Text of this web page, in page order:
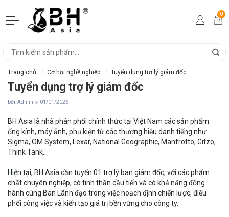
0
Trang chủ Cơ hội nghề nghiệp Tuyển dụng trợ lý giám đốc
Tuyển dụng trợ lý giám đốc
bởi: Admin 01/01/2026
BH Asia là nhà phân phối chính thức tại Việt Nam các sản phẩm
ống kính, máy ảnh, phụ kiện từ các thương hiệu danh tiếng như
Sigma, OM System, Lexar, National Geographic, Manfrotto, Gitzo,
Think Tank…
Hiện tại, BH Asia cần tuyển 01 trợ lý ban giám đốc, với các phẩm
chất chuyên nghiệp, có tinh thần cầu tiến và có khả năng đồng
hành cùng Ban Lãnh đạo trong việc hoạch định chiến lược, điều
phối công việc và kiến tạo giá trị bền vững cho công ty.